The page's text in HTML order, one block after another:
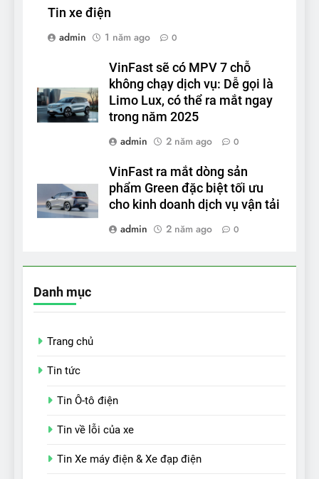
Tin xe điện
admin
1 năm ago 0
VinFast sẽ có MPV 7 chỗ
không chạy dịch vụ: Dễ gọi là
Limo Lux, có thể ra mắt ngay
trong năm 2025
admin
2 năm ago 0
VinFast ra mắt dòng sản
phẩm Green đặc biệt tối ưu
cho kinh doanh dịch vụ vận tải
admin
2 năm ago 0
Danh mục
Trang chủ
Tin tức
Tin Ô-tô điện
Tin về lỗi của xe
Tin Xe máy điện & Xe đạp điện